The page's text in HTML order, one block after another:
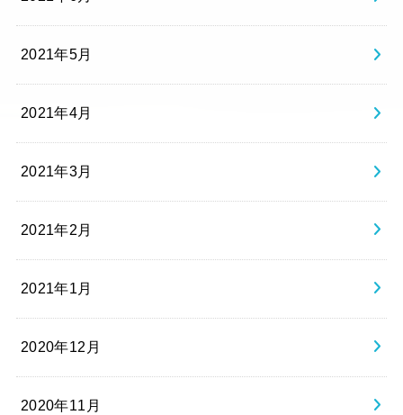
2021年5月
2021年4月
2021年3月
2021年2月
2021年1月
2020年12月
2020年11月